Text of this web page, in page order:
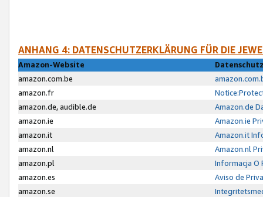
ANHANG 4: DATENSCHUTZERKLÄRUNG FÜR DIE
Amazon-Website
amazon.com.be
amazon.fr
amazon.de, audible.de
Amazon.de
amazon.ie
Amazon.ie
amazon.it
Amazon.it
amazon.nl
Amazon.nl
amazon.pl
Informacja O
amazon.es
Aviso de
amazon.se